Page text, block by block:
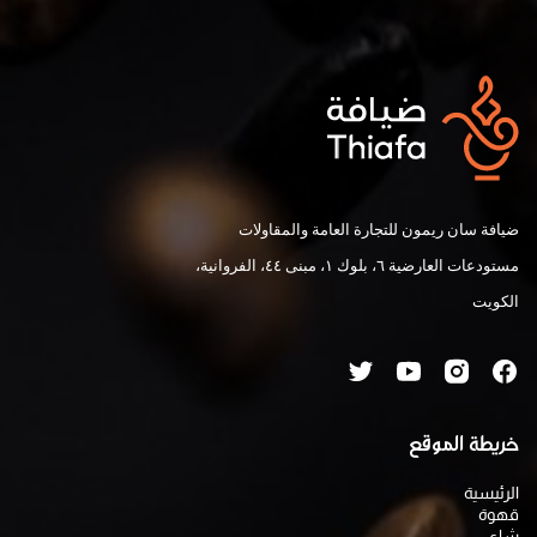
ضيافة سان ريمون للتجارة العامة والمقاولات
مستودعات العارضية ٦، بلوك ١، مبنى ٤٤، الفروانية،
الكويت
خريطة الموقع
الرئيسية
قهوة